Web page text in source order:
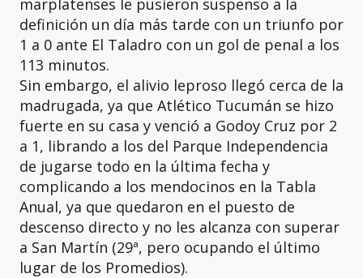
marplatenses le pusieron suspenso a la
definición un día más tarde con un triunfo por
1 a 0 ante El Taladro con un gol de penal a los
113 minutos.
Sin embargo, el alivio leproso llegó cerca de la
madrugada, ya que Atlético Tucumán se hizo
fuerte en su casa y venció a Godoy Cruz por 2
a 1, librando a los del Parque Independencia
de jugarse todo en la última fecha y
complicando a los mendocinos en la Tabla
Anual, ya que quedaron en el puesto de
descenso directo y no les alcanza con superar
a San Martín (29ª, pero ocupando el último
lugar de los Promedios).